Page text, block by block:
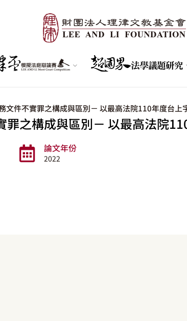
文件不實罪之構成與區別－ 以最高法院110年度台
之構成與區別－ 以最高法院
論文年份
2022